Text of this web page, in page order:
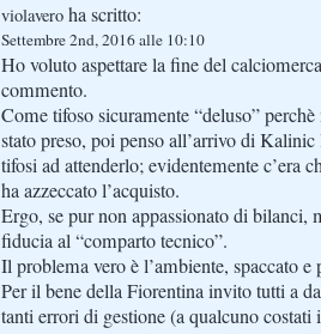
violavero ha scritto:
Settembre 2nd, 2016 alle 10:10
Ho voluto aspettare la fine del
commento.
Come tifoso sicuramente “deluso”
stato preso, poi penso all’arrivo di
tifosi ad attenderlo; evidentemente c’era
ha azzeccato l’acquisto.
Ergo, se pur non appassionato di bilanci,
fiducia al “comparto tecnico”.
Il problema vero è l’ambiente, spaccato e
Per il bene della Fiorentina invito tutti a
tanti errori di gestione (a qualcuno costati